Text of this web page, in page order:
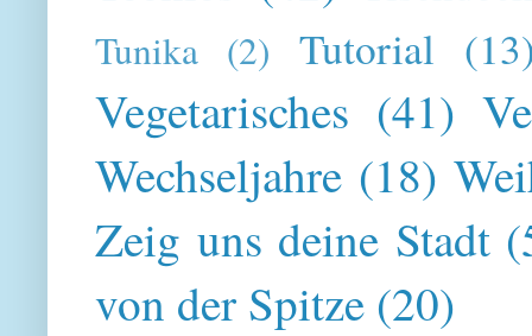
Tunika (2) Tutorial
Vegetarisches (41)
Wechseljahre (18)
Zeig uns deine Stadt
von der Spitze (20)